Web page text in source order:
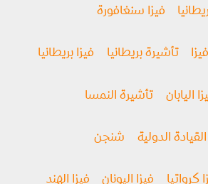
فيزا سنغافورة
تأشيرة بريطانيا فيزا بريطانيا
اليابان تأشيرة النمسا
الدولية شنجن